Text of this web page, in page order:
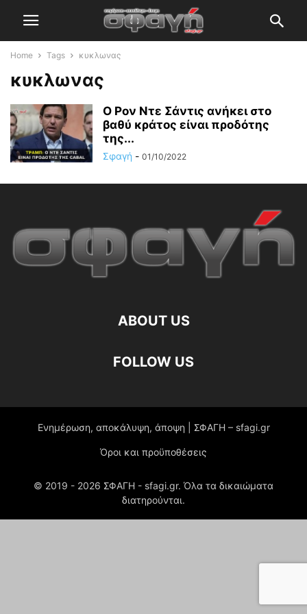
Home Tags κυκλωνας
κυκλωνας
Ο Ρον Ντε Σάντις ανήκει στο
βαθύ κράτος είναι προδότης
της...
Σφαγή - 01/10/2022
ABOUT US
FOLLOW US
Ενημέρωση, αποκάλυψη, άποψη | ΣΦΑΓΗ – sfagi.gr
Όροι και προϋποθέσεις
© 2019 - 2026 ΣΦΑΓΗ - sfagi.gr. Όλα τα δικαιώματα
διατηρούνται.